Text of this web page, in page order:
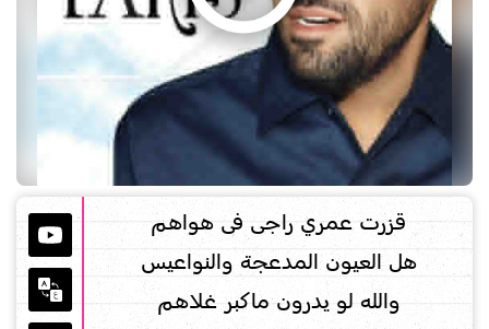
قزرت عمري راجى فى هواهـم
هل العيون المدعجة والنواعيس
والله لو يدرون ماكبر غـلاهـم